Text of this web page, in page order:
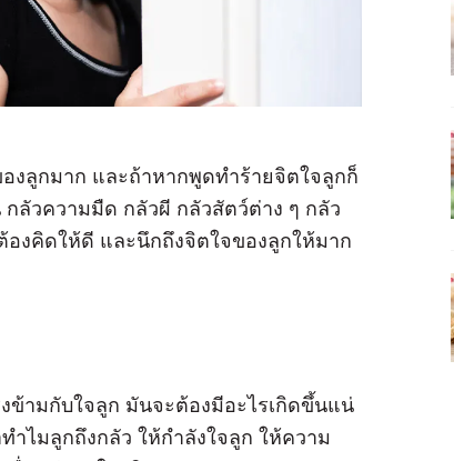
ลูกมาก และถ้าหากพูดทำร้ายจิตใจลูกก็
กลัวความมืด กลัวผี กลัวสัตว์ต่าง ๆ กลัว
องคิดให้ดี และนึกถึงจิตใจของลูกให้มาก
ข้ามกับใจลูก มันจะต้องมีอะไรเกิดขึ้นแน่
ไมลูกถึงกลัว ให้กำลังใจลูก ให้ความ